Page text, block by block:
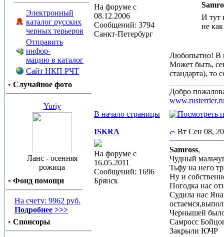
Электронный
каталог русских
черных терьеров
Отправить
инфор-
мацию в каталог
Сайт НКП РЧТ
• Случайное фото
Yuriy
Ланс - осенняя
рожица
• Фонд помощи
На счету: 9962 руб.
Подробнее >>>
• Спонсоры
На форуме с
08.12.2006
Сообщений: 3794
Санкт-Петербург
И тут
не
Любопытно! В
Может быть,
стандарта), то
Добро
В начало страницы
ISKRA
На форуме с
16.05.2011
Сообщений: 1696
Брянск
Вт Сен 08,
Samross,
Чудный
Тьфу на него
Ну и
Погодка нас
Судила нас
Чернышей было
Самросс
Закрыли ЮЧР